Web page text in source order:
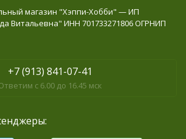
магазин "Хэппи-Хобби" — ИП
Витальевна" ИНН 701733271806 ОГРНИП
+7 (913) 841-07-41
с 6.00 до 16.45 мск